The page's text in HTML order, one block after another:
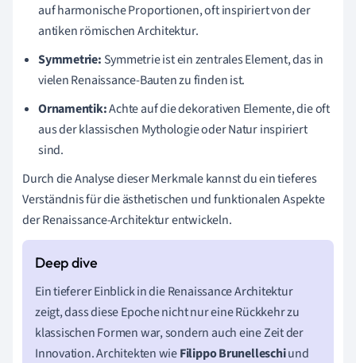
auf harmonische Proportionen, oft inspiriert von der
antiken römischen Architektur.
Symmetrie: Symmetrie ist ein zentrales Element, das in
vielen Renaissance-Bauten zu finden ist.
Ornamentik:Achte auf die dekorativen Elemente, die oft
aus der klassischen Mythologie oder Natur inspiriert
sind.
Durch die Analyse dieser Merkmale kannst du ein tieferes
Verständnis für die ästhetischen und funktionalen Aspekte
der Renaissance-Architektur entwickeln.
Ein tieferer Einblick in die Renaissance Architektur
zeigt, dass diese Epoche nicht nur eine Rückkehr zu
klassischen Formen war, sondern auch eine Zeit der
Innovation. Architekten wieFilippo Brunelleschiund